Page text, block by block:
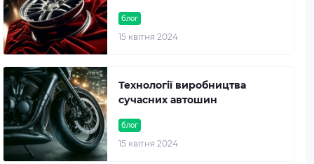
блог
15 квітня 2024
блог
15 квітня 2024
Технології виробництва
сучасних автошин